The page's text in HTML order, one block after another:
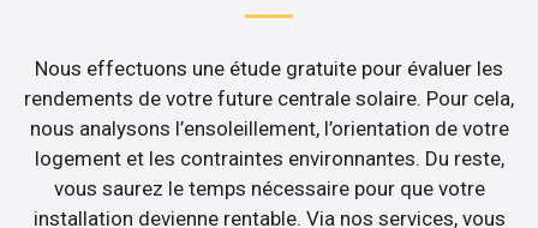
Nous effectuons une étude gratuite pour évaluer les
rendements de votre future centrale solaire. Pour cela,
nous analysons l’ensoleillement, l’orientation de votre
logement et les contraintes environnantes. Du reste,
vous saurez le temps nécessaire pour que votre
installation devienne rentable. Via nos services, vous